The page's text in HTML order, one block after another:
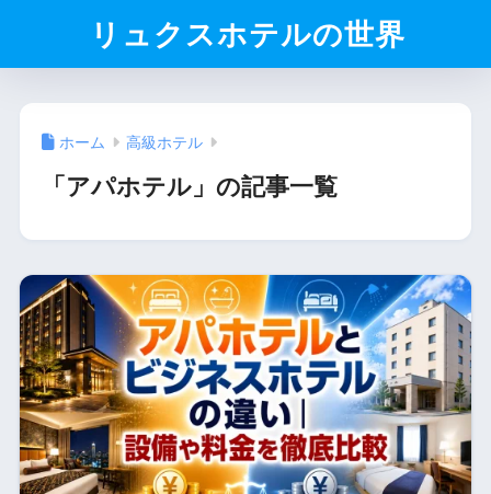
リュクスホテルの世界
ホーム 高級ホテル
「アパホテル」の記事一覧